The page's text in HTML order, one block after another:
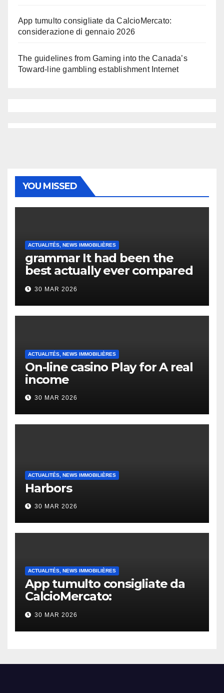
App tumulto consigliate da CalcioMercato:
considerazione di gennaio 2026
The guidelines from Gaming into the Canada’s
Toward-line gambling establishment Internet
YOU MISSED
ACTUALITÉS, NEWS IMMOBILIÈRES
grammar It had been the
best actually ever compared
to it’s the top actually?
English Vocabulary Learners
Heap Change
30 MAR 2026
ACTUALITÉS, NEWS IMMOBILIÈRES
On-line casino Play for A real
income
30 MAR 2026
ACTUALITÉS, NEWS IMMOBILIÈRES
Harbors
30 MAR 2026
ACTUALITÉS, NEWS IMMOBILIÈRES
App tumulto consigliate da
CalcioMercato:
considerazione di gennaio
2026
30 MAR 2026